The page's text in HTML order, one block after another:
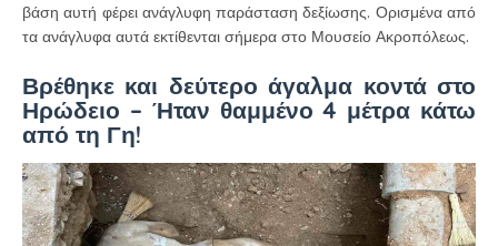
βάση αυτή φέρει ανάγλυφη παράσταση δεξίωσης. Ορισμένα από
τα ανάγλυφα αυτά εκτίθενται σήμερα στο Μουσείο Ακροπόλεως.
Βρέθηκε και δεύτερο άγαλμα κοντά στο
Ηρώδειο – Ήταν θαμμένο 4 μέτρα κάτω
από τη Γη!